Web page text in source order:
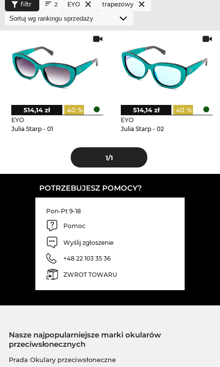
filtr 2 EYO trapezowy
EYO
Julia Starp - 01
40 %
514,14 zł
EYO
Julia Starp - 02
40 %
514,14 zł
1/1
POTRZEBUJESZ POMOCY?
Pon-Pt 9-18
Pomoc
Wyślij zgłoszenie
+48 22 103 35 36
ZWROT TOWARU
Nasze najpopularniejsze marki okularów
przeciwsłonecznych
Prada Okulary przeciwsłoneczne